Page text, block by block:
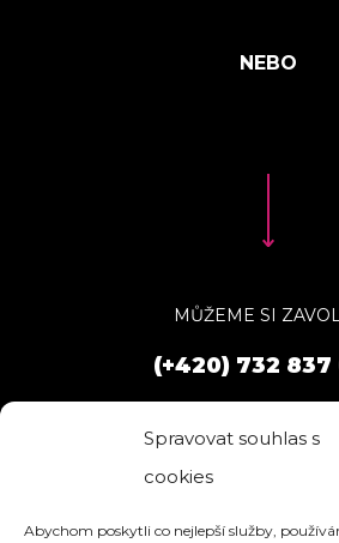
Spravovat souhlas s
cookies
Abychom poskytli co nejlepší služby,
MŮŽEME SI
(+420) 732 837